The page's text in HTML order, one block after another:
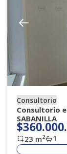
Consultorio
Consultorio
SABANILLA
23 m2 1